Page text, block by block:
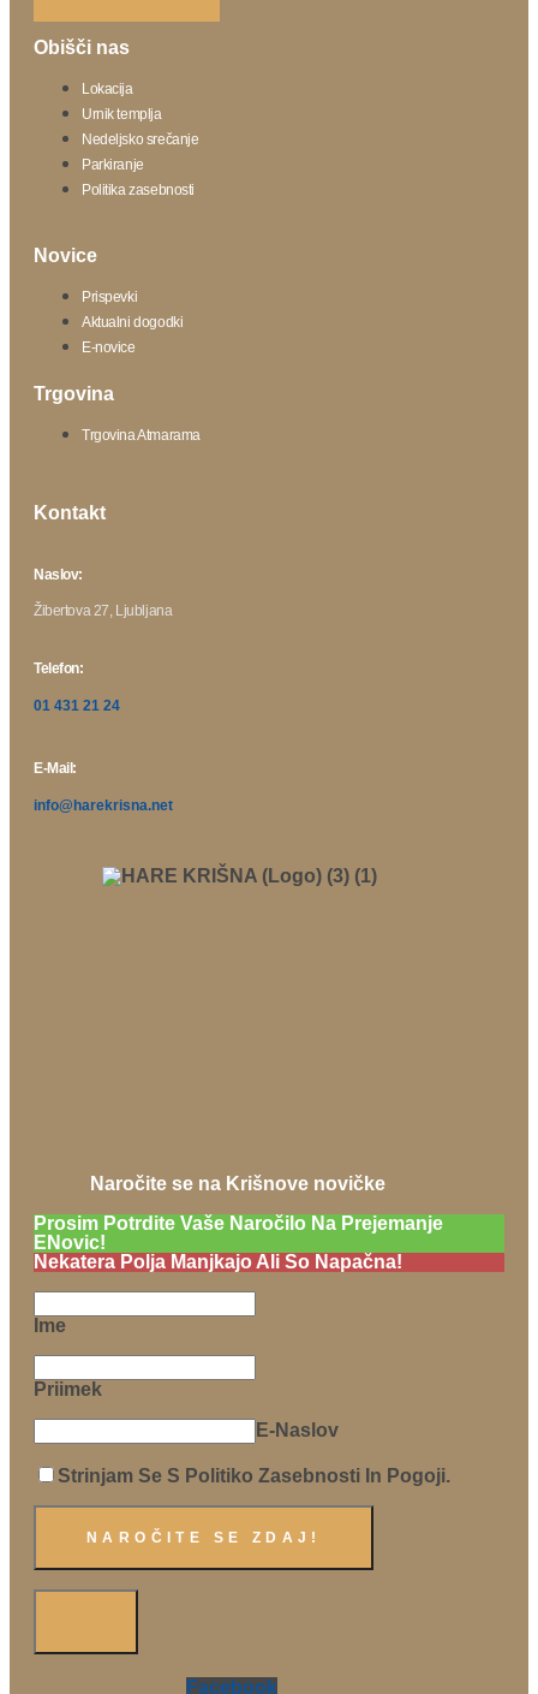
Obišči nas
Lokacija
Urnik templja
Nedeljsko srečanje
Parkiranje
Politika zasebnosti
Novice
Prispevki
Aktualni dogodki
E-novice
Trgovina
Trgovina Atmarama
Kontakt
Naslov:
Žibertova 27, Ljubljana
Telefon:
01 431 21 24
E-Mail:
info@harekrisna.net
Naročite se na Krišnove novičke
Prosim Potrdite Vaše Naročilo Na Prejemanje
ENovic!
Nekatera Polja Manjkajo Ali So Napačna!
Ime
Priimek
E-Naslov
Strinjam Se S Politiko Zasebnosti In Pogoji.
Facebook